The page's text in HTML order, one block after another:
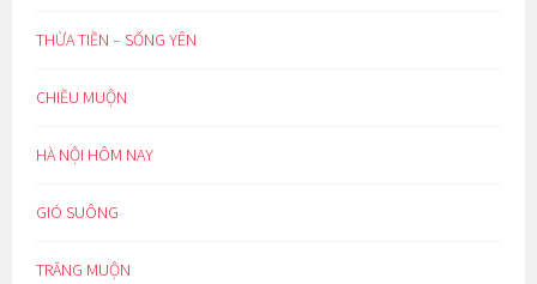
THỪA TIỀN – SỐNG YÊN
CHIỀU MUỘN
HÀ NỘI HÔM NAY
GIÓ SUÔNG
TRĂNG MUỘN